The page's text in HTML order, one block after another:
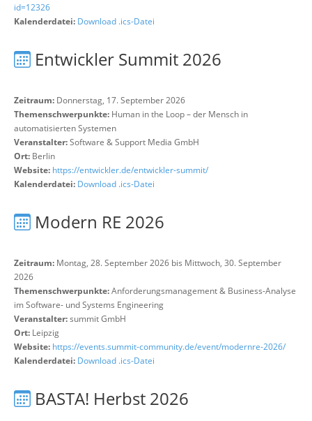
id=12326
Kalenderdatei: Download .ics-Datei
Entwickler Summit 2026
Zeitraum: Donnerstag, 17. September 2026
Themenschwerpunkte: Human in the Loop – der Mensch in
automatisierten Systemen
Veranstalter:Software & Support Media GmbH
Ort: Berlin
Website: https://entwickler.de/entwickler-summit/
Kalenderdatei: Download .ics-Datei
Modern RE 2026
Zeitraum: Montag, 28. September 2026 bis Mittwoch, 30. September
2026
Themenschwerpunkte:Anforderungsmanagement & Business-Analyse
im Software- und Systems Engineering
Veranstalter:summit GmbH
Ort: Leipzig
Website: https://events.summit-community.de/event/modernre-2026/
Kalenderdatei: Download .ics-Datei
BASTA! Herbst 2026